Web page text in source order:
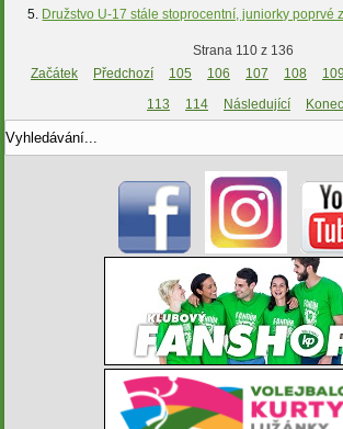
Družstvo U-17 stále stoprocentní, juniorky poprvé
Strana 110 z 136
Začátek
Předchozí 105 106 107 108 109
113
114 Následující Konec